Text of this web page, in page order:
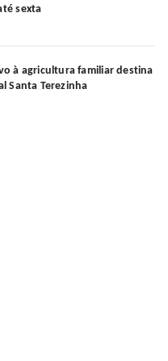
sexta
à agricultura familiar destina
Santa Terezinha